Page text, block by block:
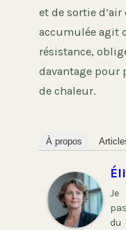
et de sortie d’air
accumulée agit
résistance,
davantage pour
de chaleur.
À propos